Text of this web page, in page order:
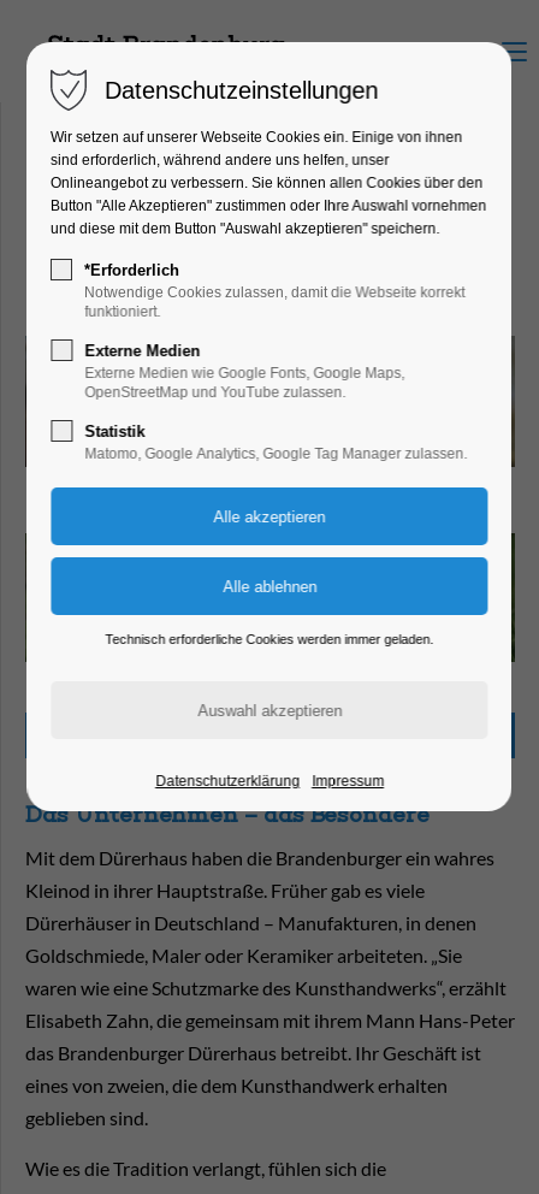
Menu
Dürerhaus Zahn
Hauptstraße 54, 14776
Brandenburg an der Havel
Das Unternehmen – das Besondere
Mit dem Dürerhaus haben die Brandenburger ein wahres
Kleinod in ihrer Hauptstraße. Früher gab es viele
Dürerhäuser in Deutschland – Manufakturen, in denen
Goldschmiede, Maler oder Keramiker arbeiteten. „Sie
waren wie eine Schutzmarke des Kunsthandwerks“, erzählt
Elisabeth Zahn, die gemeinsam mit ihrem Mann Hans-Peter
das Brandenburger Dürerhaus betreibt. Ihr Geschäft ist
eines von zweien, die dem Kunsthandwerk erhalten
geblieben sind.
Wie es die Tradition verlangt, fühlen sich die
Datenschutzeinstellungen
Wir setzen auf unserer Webseite Cookies ein. Einige von ihnen
sind erforderlich, während andere uns helfen, unser
Onlineangebot zu verbessern. Sie können allen Cookies über den
Button "Alle Akzeptieren" zustimmen oder Ihre Auswahl vornehmen
und diese mit dem Button "Auswahl akzeptieren" speichern.
*Erforderlich
Notwendige Cookies zulassen, damit die Webseite korrekt
funktioniert.
Externe Medien
Externe Medien wie Google Fonts, Google Maps,
OpenStreetMap und YouTube zulassen.
Statistik
Matomo, Google Analytics, Google Tag Manager zulassen.
Technisch erforderliche Cookies werden immer geladen.
Datenschutzerklärung Impressum